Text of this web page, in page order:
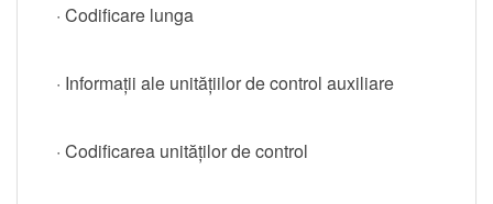
· Codificare lunga
· Informații ale unitățiilor de control auxiliare
· Codificarea unităților de control